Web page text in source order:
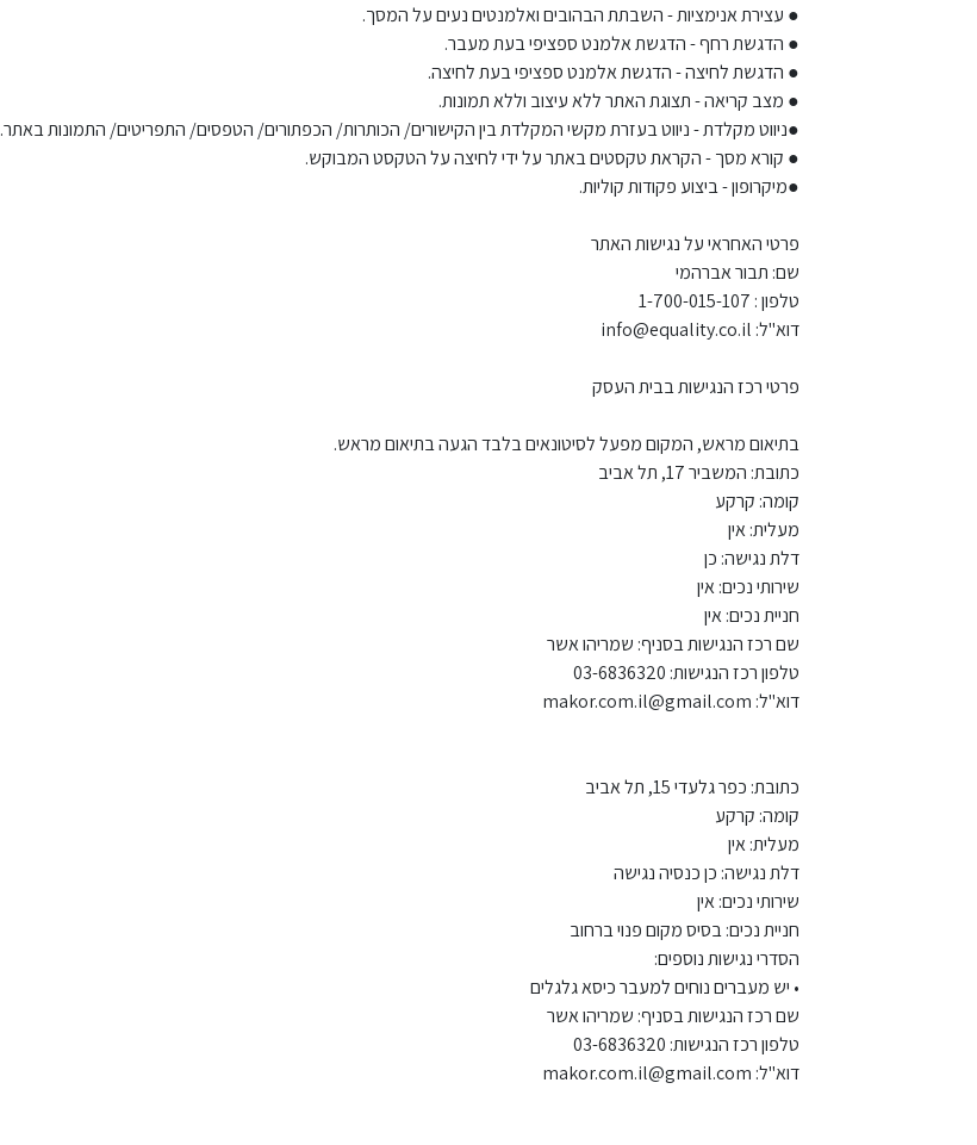
● עצירת אנימציות - השבתת הבהובים ואלמנטים נעים על המסך.
● הדגשת רחף - הדגשת אלמנט ספציפי בעת מעבר.
● הדגשת לחיצה - הדגשת אלמנט ספציפי בעת לחיצה.
● מצב קריאה - תצוגת האתר ללא עיצוב וללא תמונות.
●ניווט מקלדת - ניווט בעזרת מקשי המקלדת בין הקישורים/ הכותרות/ הכפתורים/ הטפסים/ התפריטים/ התמונות באתר.
● קורא מסך - הקראת טקסטים באתר על ידי לחיצה על הטקסט המבוקש.
●מיקרופון - ביצוע פקודות קוליות.
פרטי האחראי על נגישות האתר
שם: תבור אברהמי
טלפון : 1-700-015-107
דוא"ל: info@equality.co.il
פרטי רכז הנגישות בבית העסק
בתיאום מראש, המקום מפעל לסיטונאים בלבד הגעה בתיאום מראש.
כתובת: המשביר 17, תל אביב
קומה: קרקע
מעלית: אין
דלת נגישה: כן
שירותי נכים: אין
חניית נכים: אין
שם רכז הנגישות בסניף: שמריהו אשר
טלפון רכז הנגישות: 03-6836320
דוא"ל: makor.com.il@gmail.com
כתובת: כפר גלעדי 15, תל אביב
קומה: קרקע
מעלית: אין
דלת נגישה: כן כנסיה נגישה
שירותי נכים: אין
חניית נכים: בסיס מקום פנוי ברחוב
הסדרי נגישות נוספים:
• יש מעברים נוחים למעבר כיסא גלגלים
שם רכז הנגישות בסניף: שמריהו אשר
טלפון רכז הנגישות: 03-6836320
דוא"ל: makor.com.il@gmail.com